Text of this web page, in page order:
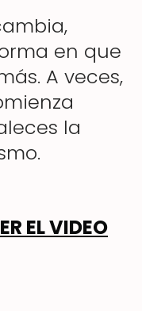
en que
A veces,
la
EL VIDEO